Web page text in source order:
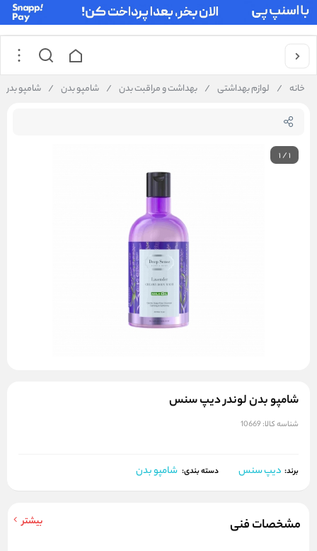
خانه / لوازم بهداشتی / بهداشت و مراقبت بدن / شامپو بدن / شامپو
1/1
شامپو بدن لوندر دیپ سنس
شناسه کالا: 10669
برند: دیپ سنس دسته بندی: شامپو بدن
مشخصات فنی بیشتر